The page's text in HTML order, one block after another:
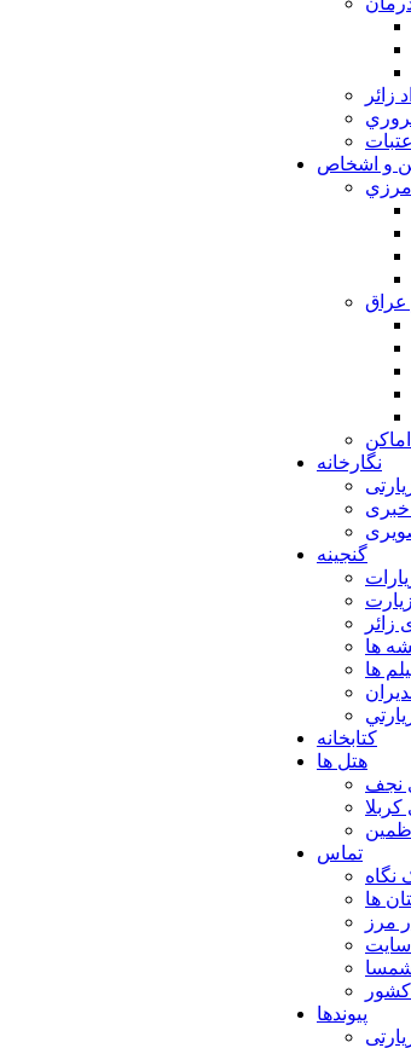
زائر
و اشخاص
نگارخانه
گنجینه
زائر
ها
ها
کتابخانه
هتل ها
نجف
تماس
نگاه
ها
مرز
پیوندها